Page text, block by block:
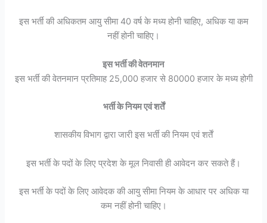
इस भर्ती की अधिकतम आयु सीमा 40 वर्ष के मध्य होनी चाहिए, अधिक या कम
नहीं होनी चाहिए।
इस भर्ती की वेतनमान
इस भर्ती की वेतनमान प्रतिमाह 25,000 हजार से 80000 हजार के मध्य होगी
भर्ती के नियम एवं शर्तें
शासकीय विभाग द्वारा जारी इस भर्ती की नियम एवं शर्तें
इस भर्ती के पदों के लिए प्रदेश के मूल निवासी ही आवेदन कर सकते हैं।
इस भर्ती के पदों के लिए आवेदक की आयु सीमा नियम के आधार पर अधिक या
कम नहीं होनी चाहिए।